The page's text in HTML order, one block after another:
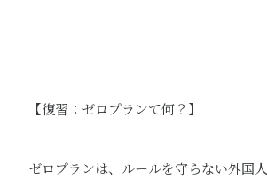
【復習：ゼロプランて何？】
ゼロプランは、ルールを守らない外国